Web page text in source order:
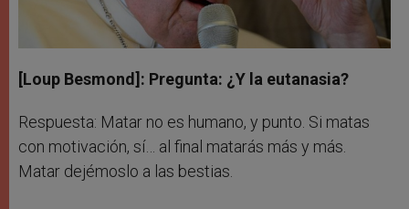
[Loup Besmond]: Pregunta: ¿Y la eutanasia?
Respuesta: Matar no es humano, y punto. Si matas
con motivación, sí… al final matarás más y más.
Matar dejémoslo a las bestias.